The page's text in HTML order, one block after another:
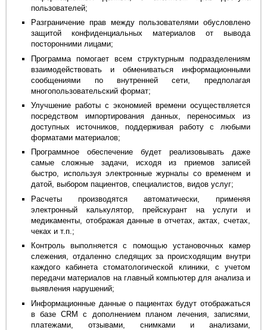
пользователей;
Разграничение прав между пользователями обусловлено
защитой конфиденциальных материалов от вывода
посторонними лицами;
Программа помогает всем структурным подразделениям
взаимодействовать и обмениваться информационными
сообщениями по внутренней сети, предполагая
многопользовательский формат;
Улучшение работы с экономией времени осуществляется
посредством импортирования данных, переносимых из
доступных источников, поддерживая работу с любыми
форматами материалов;
Программное обеспечение будет реализовывать даже
самые сложные задачи, исходя из приемов записей
быстро, используя электронные журналы со временем и
датой, выбором пациентов, специалистов, видов услуг;
Расчеты производятся автоматически, применяя
электронный калькулятор, прейскурант на услуги и
медикаменты, отображая данные в отчетах, актах, счетах,
чеках и т.п.;
Контроль выполняется с помощью установочных камер
слежения, отдаленно следящих за происходящим внутри
каждого кабинета стоматологической клиники, с учетом
передачи материалов на главный компьютер для анализа и
выявления нарушений;
Информационные данные о пациентах будут отображаться
в базе CRM с дополнением планом лечения, записями,
платежами, отзывами, снимками и анализами,